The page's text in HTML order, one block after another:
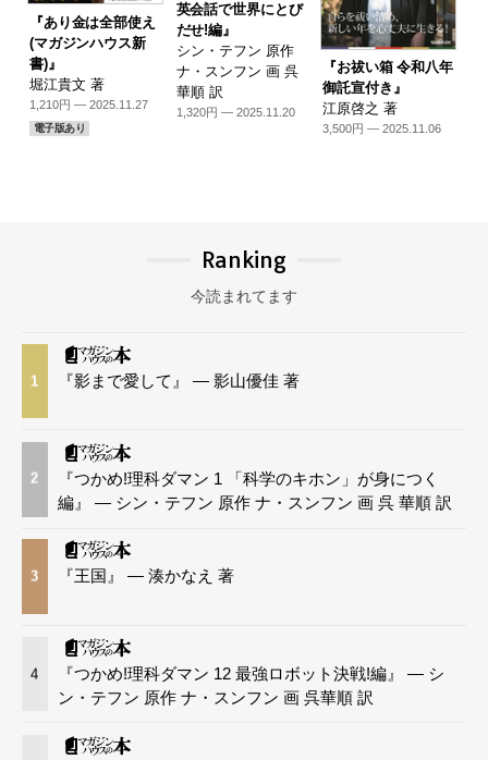
『あり金は全部使え
(マガジンハウス新
書)』
堀江貴文 著
1,210円 — 2025.11.27
電子版あり
英会話で世界にとび
だせ!編』
シン・テフン 原作
ナ・スンフン 画 呉
華順 訳
1,320円 — 2025.11.20
『お祓い箱 令和八年
御託宣付き』
江原啓之 著
3,500円 — 2025.11.06
Ranking
今読まれてます
1 『影まで愛して』 — 影山優佳 著
2
『つかめ!理科ダマン 1 「科学のキホン」が身につく
編』 — シン・テフン 原作 ナ・スンフン 画 呉 華順 訳
3 『王国』 — 湊かなえ 著
4
『つかめ!理科ダマン 12 最強ロボット決戦!編』 — シ
ン・テフン 原作 ナ・スンフン 画 呉華順 訳